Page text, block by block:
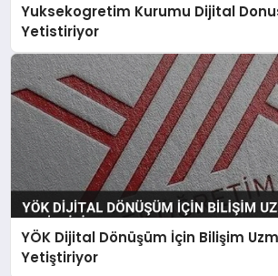
Yuksekogretim Kurumu Dijital
Yetistiriyor
YÖK Dijital Dönüşüm İçin Bilişim
Yetiştiriyor